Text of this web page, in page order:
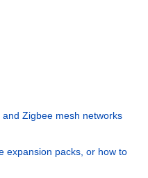
Zigbee mesh networks
expansion packs, or how to